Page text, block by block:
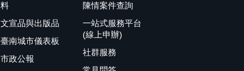
料
文宣品與出版品
臺南城市儀表板
市政公報
陳情案件查詢
一站式服務平台
(線上申辦)
社群服務